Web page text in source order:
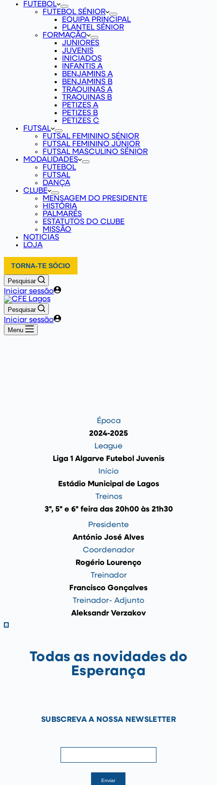
FUTEBOL
FUTEBOL SÉNIOR
EQUIPA PRINCIPAL
PLANTEL SÉNIOR
FORMAÇÃO
JUNIORES
JUVENIS
INICIADOS
INFANTIS A
BENJAMINS A
BENJAMINS B
TRAQUINAS A
TRAQUINAS B
PETIZES A
PETIZES B
PETIZES C
FUTSAL
FUTSAL FEMININO SÉNIOR
FUTSAL FEMININO JÚNIOR
FUTSAL MASCULINO SÉNIOR
MODALIDADES
FUTEBOL
FUTSAL
DANÇA
CLUBE
MENSAGEM DO PRESIDENTE
HISTÓRIA
PALMARÉS
ESTATUTOS DO CLUBE
MISSÃO
NOTICIAS
LOJA
TORNA-TE SÓCIO
Pesquisar
Iniciar sessão
Pesquisar
Iniciar sessão
Menu
Época
2024-2025
League
Liga 1 Algarve Futebol Juvenis
Início
Estádio Municipal de Lagos
Treinos
3ª, 5ª e 6ª feira das 20h00 às 21h30
Presidente
António José Alves
Coordenador
Rogério Lourenço
Treinador
Francisco Gonçalves
Treinador- Adjunto
Aleksandr Verzakov
Todas as novidades do
Esperança
SUBSCREVA A NOSSA NEWSLETTER
newsletter
Enviar